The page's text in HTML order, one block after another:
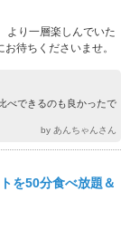
より一層楽しんでいた
待ちくださいませ。
べできるのも良かったで
by あんちゃんさん
を50分食べ放題＆